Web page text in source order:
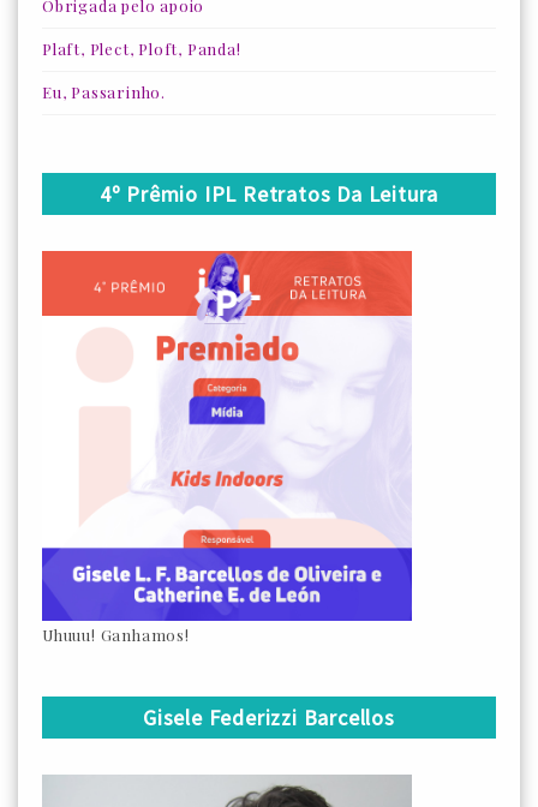
Obrigada pelo apoio
Plaft, Plect, Ploft, Panda!
Eu, Passarinho.
4º Prêmio IPL Retratos Da Leitura
Uhuuu! Ganhamos!
Gisele Federizzi Barcellos